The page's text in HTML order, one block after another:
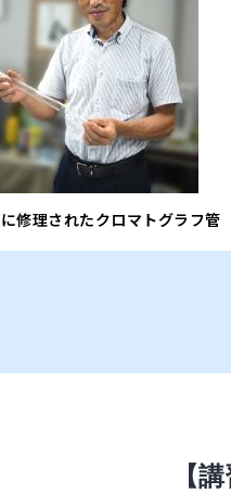
修理されたクロマトグラフ管
【